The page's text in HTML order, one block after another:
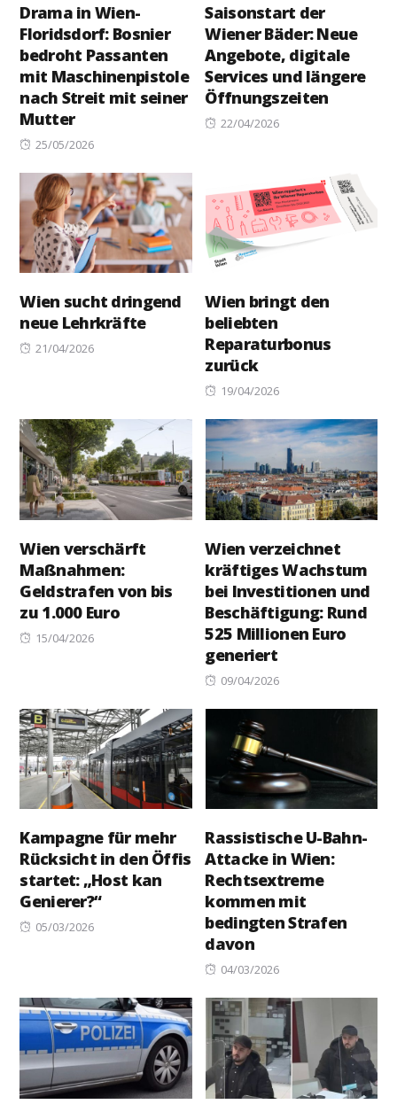
Drama in Wien-
Floridsdorf: Bosnier
bedroht Passanten
mit Maschinenpistole
nach Streit mit seiner
Mutter
Posted
25/05/2026
Saisonstart der
Wiener Bäder: Neue
Angebote, digitale
Services und längere
Öffnungszeiten
Posted
22/04/2026
Wien sucht dringend
neue Lehrkräfte
Posted
21/04/2026
Wien bringt den
beliebten
Reparaturbonus
zurück
Posted
19/04/2026
Wien verschärft
Maßnahmen:
Geldstrafen von bis
zu 1.000 Euro
Posted
15/04/2026
Wien verzeichnet
kräftiges Wachstum
bei Investitionen und
Beschäftigung: Rund
525 Millionen Euro
generiert
Posted
09/04/2026
Kampagne für mehr
Rücksicht in den Öffis
startet: „Host kan
Genierer?“
Posted
05/03/2026
Rassistische U-Bahn-
Attacke in Wien:
Rechtsextreme
kommen mit
bedingten Strafen
davon
Posted
04/03/2026